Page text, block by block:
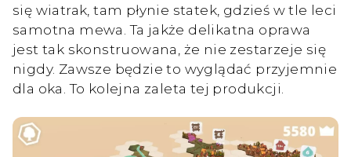
się wiatrak, tam płynie statek, gdzieś w tle leci
samotna mewa. Ta jakże delikatna oprawa
jest tak skonstruowana, że nie zestarzeje się
nigdy. Zawsze będzie to wyglądać przyjemnie
dla oka. To kolejna zaleta tej produkcji.